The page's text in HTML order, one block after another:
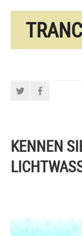
Twitter
KENNEN